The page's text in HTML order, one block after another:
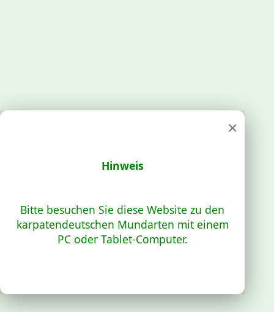
×
Hinweis
Bitte besuchen Sie diese Website zu den
karpatendeutschen Mundarten mit einem
PC oder Tablet-Computer.